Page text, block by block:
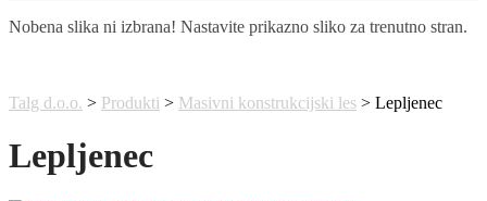
Nobena slika ni izbrana! Nastavite prikazno sliko za trenutno stran.
Talg d.o.o. > Produkti > Masivni konstrukcijski les > Lepljenec
Lepljenec